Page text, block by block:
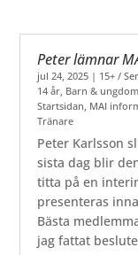
Peter lämnar
jul 24, 2025 | 15+ /
14 år Barn &
Startsidan MAI
Tränare
Peter Karlsson
sista dag blir
titta på en
presenteras
Bästa
jag fattat